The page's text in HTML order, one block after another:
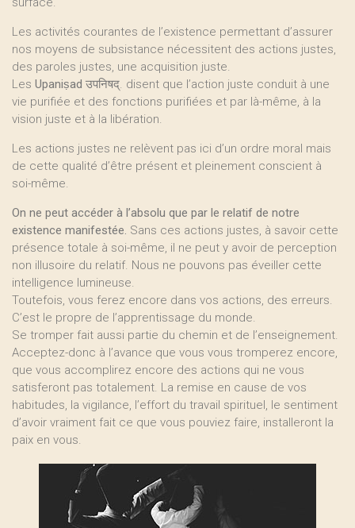
Les activités courantes de l’existence permettant d’assurer
nos moyens de subsistance nécessitent des actions justes,
des paroles justes, une acquisition juste.
Les Upaniṣad उपनिषद्. disent que l’action juste conduit à une
vie purifiée et des fonctions purifiées et par là-même, à la
vision juste et à la libération.
Les actions justes ne relèvent pas ici d’un ordre moral mais
de cette qualité d’être présent et pleinement conscient à
soi-même.
On ne peut accéder à l’absolu que par le relatif de notre
existence manifestée. Sans ces actions justes, à savoir cette
présence totale à soi-même, il ne peut y avoir de perception
non illusoire du relatif. Nous ne pouvons pas éveiller cette
intelligence lumineuse.
Toutefois, vous ferez encore dans vos actions, des erreurs.
C’est le propre de l’apprentissage du monde.
Se tromper fait aussi partie du chemin et de l’enseignement.
Acceptez-donc à l’avance que vous vous tromperez encore,
que vous accomplirez encore des actions qui ne vous
satisferont pas totalement. La remise en cause de vos
habitudes, la vigilance, l’effort du travail spirituel, le sentiment
d’avoir vraiment fait ce que vous pouviez faire, installeront la
paix en vous.